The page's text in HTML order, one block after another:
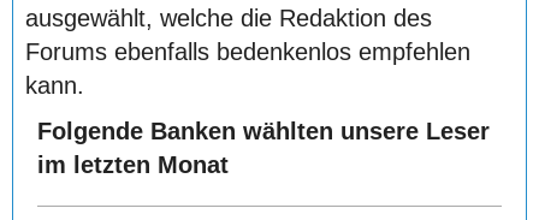
ausgewählt, welche die Redaktion des
Forums ebenfalls bedenkenlos empfehlen
kann.
Folgende Banken wählten unsere Leser
im letzten Monat